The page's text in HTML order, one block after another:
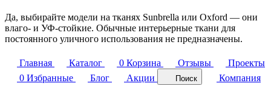
Да, выбирайте модели на тканях Sunbrella или Oxford — они
влаго- и УФ-стойкие. Обычные интерьерные ткани для
постоянного уличного использования не предназначены.
Главная Каталог 0 Корзина Отзывы
Проекты
0 Избранные Блог Акции Поиск
Компания